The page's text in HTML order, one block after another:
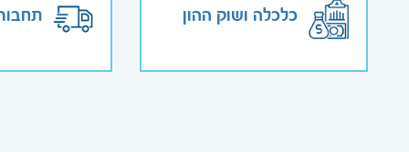
כלכלה ושוק ההון